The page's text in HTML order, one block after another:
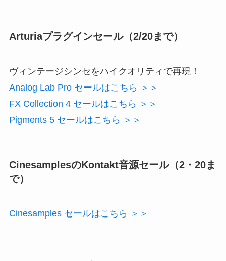
Arturiaプラグインセール（2/20まで）
ヴィンテージシンセをハイクオリティで再現！
Analog Lab Pro セールはこちら ＞＞
FX Collection 4 セールはこちら ＞＞
Pigments 5 セールはこちら ＞＞
CinesamplesのKontakt音源セール（2・20ま
で）
Cinesamples セールはこちら ＞＞